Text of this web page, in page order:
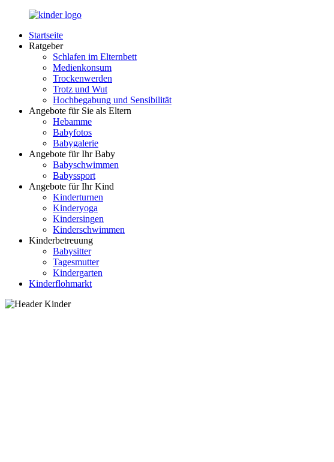
Zurück
Inhalt
LuckyKids.de
Das
Nachwuchs
Startseite
Ratgeber
Schlafen im Elternbett
Medienkonsum
Trockenwerden
Trotz und Wut
Hochbegabung und Sensibilität
Angebote für Sie als Eltern
Hebamme
Babyfotos
Babygalerie
Angebote für Ihr Baby
Babyschwimmen
Babyssport
Angebote für Ihr Kind
Kinderturnen
Kinderyoga
Kindersingen
Kinderschwimmen
Kinderbetreuung
Babysitter
Tagesmutter
Kindergarten
Kinderflohmarkt